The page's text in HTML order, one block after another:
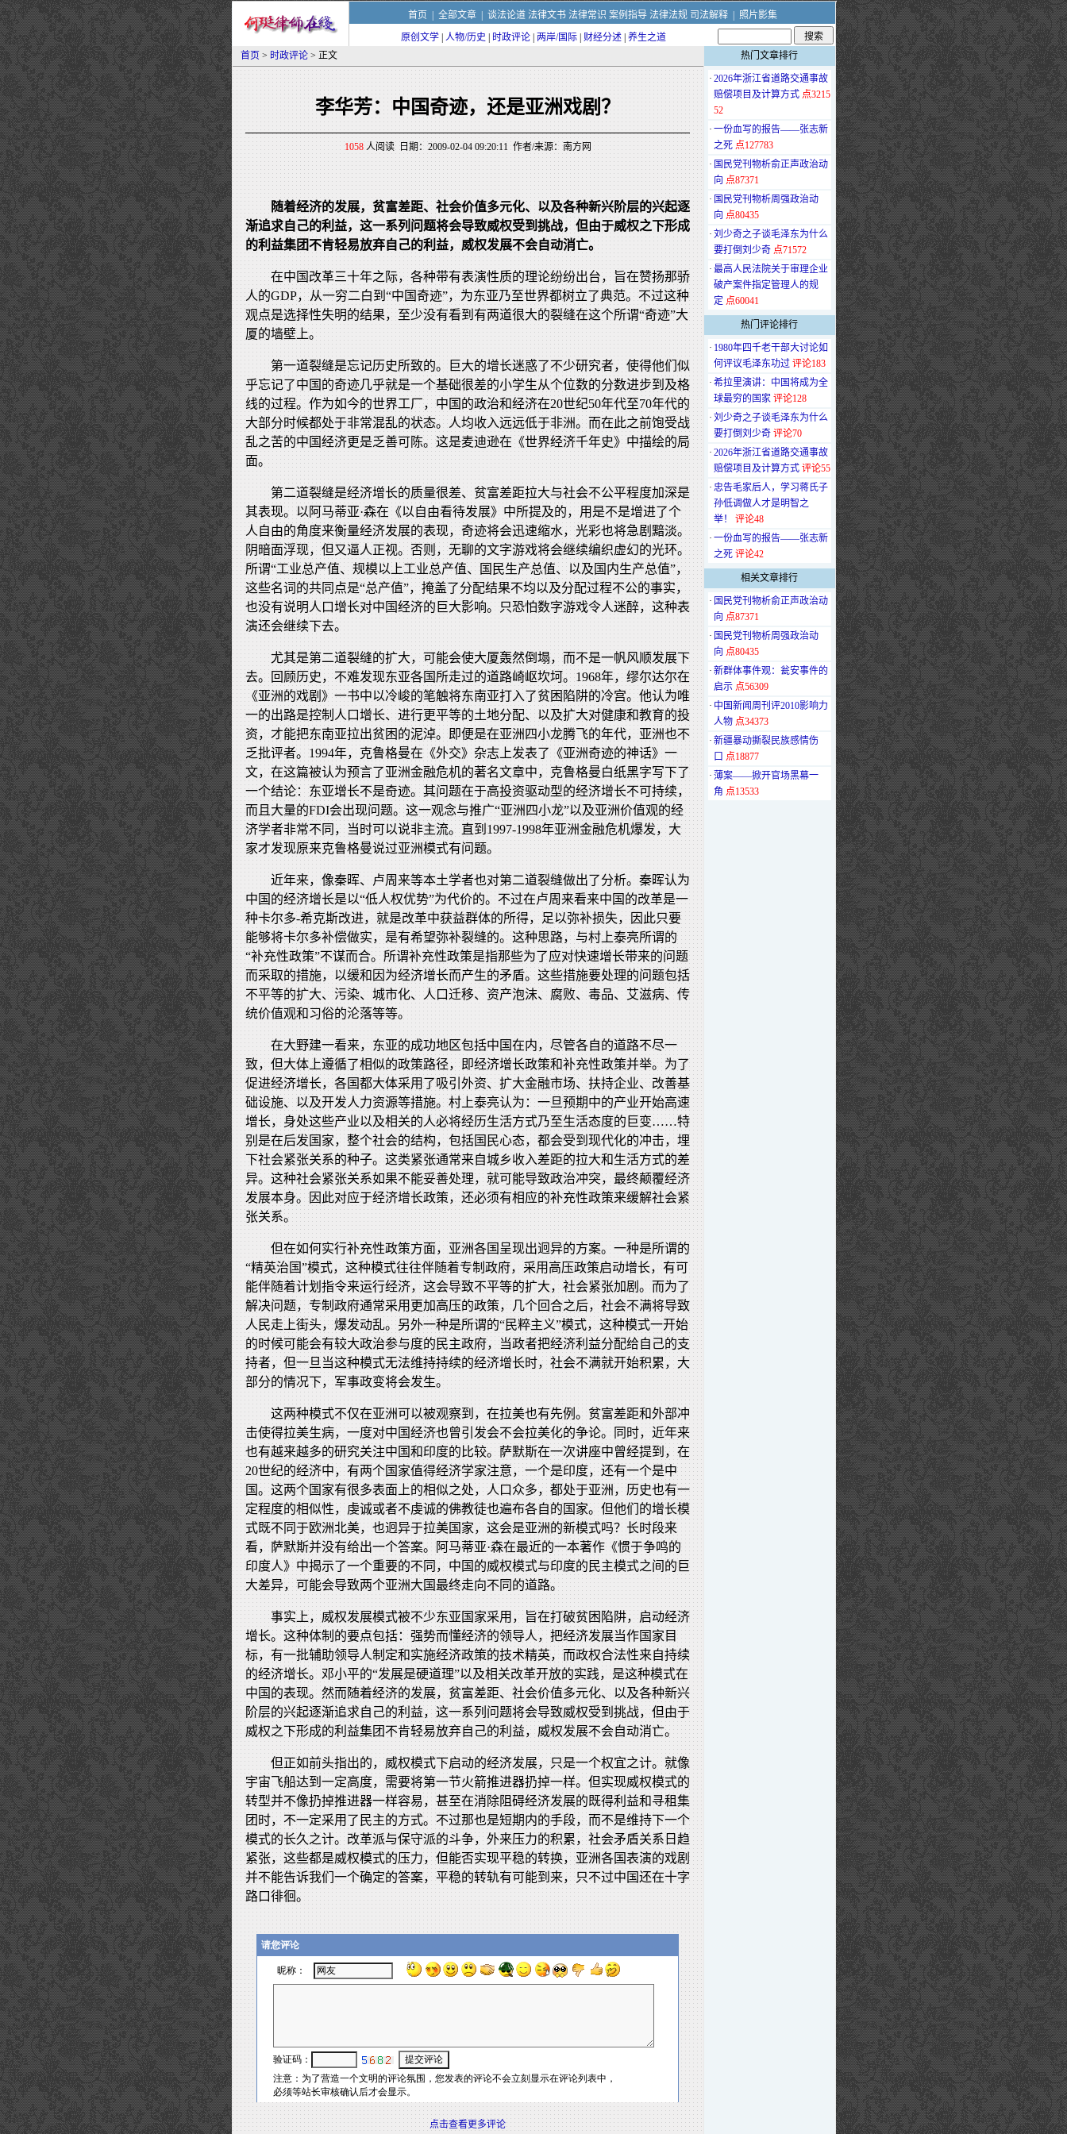
首页 全部文章| 谈法论道 法律文书 法律常识 案例指导 法律法规 司法解释|
照片影集
原创文学 人物/历史 时政评论 两岸/国际 财经分述 养生之道
首页 > 时政评论> 正文
李华芳：中国奇迹，还是亚洲戏剧？
1058人阅读 日期：2009-02-04 09:20:11 作者/来源：南方网
随着经济的发展，贫富差距、社会价值多元化、以及各种新兴阶层的兴起逐
渐追求自己的利益，这一系列问题将会导致威权受到挑战，但由于威权之下形成
的利益集团不肯轻易放弃自己的利益，威权发展不会自动消亡。
在中国改革三十年之际，各种带有表演性质的理论纷纷出台，旨在赞扬那骄
人的GDP，从一穷二白到“中国奇迹”，为东亚乃至世界都树立了典范。不过这种
观点是选择性失明的结果，至少没有看到有两道很大的裂缝在这个所谓“奇迹”大
厦的墙壁上。
第一道裂缝是忘记历史所致的。巨大的增长迷惑了不少研究者，使得他们似
乎忘记了中国的奇迹几乎就是一个基础很差的小学生从个位数的分数进步到及格
线的过程。作为如今的世界工厂，中国的政治和经济在20世纪50年代至70年代的
大部分时候都处于非常混乱的状态。人均收入远远低于非洲。而在此之前饱受战
乱之苦的中国经济更是乏善可陈。这是麦迪逊在《世界经济千年史》中描绘的局
面。
第二道裂缝是经济增长的质量很差、贫富差距拉大与社会不公平程度加深是
其表现。以阿马蒂亚·森在《以自由看待发展》中所提及的，用是不是增进了个
人自由的角度来衡量经济发展的表现，奇迹将会迅速缩水，光彩也将急剧黯淡。
阴暗面浮现，但又逼人正视。否则，无聊的文字游戏将会继续编织虚幻的光环。
所谓“工业总产值、规模以上工业总产值、国民生产总值、以及国内生产总值”，
这些名词的共同点是“总产值”，掩盖了分配结果不均以及分配过程不公的事实，
也没有说明人口增长对中国经济的巨大影响。只恐怕数字游戏令人迷醉，这种表
演还会继续下去。
尤其是第二道裂缝的扩大，可能会使大厦轰然倒塌，而不是一帆风顺发展下
去。回顾历史，不难发现东亚各国所走过的道路崎岖坎坷。1968年，缪尔达尔在
《亚洲的戏剧》一书中以冷峻的笔触将东南亚打入了贫困陷阱的冷宫。他认为唯
一的出路是控制人口增长、进行更平等的土地分配、以及扩大对健康和教育的投
资，才能把东南亚拉出贫困的泥淖。即便是在亚洲四小龙腾飞的年代，亚洲也不
乏批评者。1994年，克鲁格曼在《外交》杂志上发表了《亚洲奇迹的神话》一
文，在这篇被认为预言了亚洲金融危机的著名文章中，克鲁格曼白纸黑字写下了
一个结论：东亚增长不是奇迹。其问题在于高投资驱动型的经济增长不可持续，
而且大量的FDI会出现问题。这一观念与推广“亚洲四小龙”以及亚洲价值观的经
济学者非常不同，当时可以说非主流。直到1997-1998年亚洲金融危机爆发，大
家才发现原来克鲁格曼说过亚洲模式有问题。
近年来，像秦晖、卢周来等本土学者也对第二道裂缝做出了分析。秦晖认为
中国的经济增长是以“低人权优势”为代价的。不过在卢周来看来中国的改革是一
种卡尔多-希克斯改进，就是改革中获益群体的所得，足以弥补损失，因此只要
能够将卡尔多补偿做实，是有希望弥补裂缝的。这种思路，与村上泰亮所谓的
“补充性政策”不谋而合。所谓补充性政策是指那些为了应对快速增长带来的问题
而采取的措施，以缓和因为经济增长而产生的矛盾。这些措施要处理的问题包括
不平等的扩大、污染、城市化、人口迁移、资产泡沫、腐败、毒品、艾滋病、传
统价值观和习俗的沦落等等。
在大野建一看来，东亚的成功地区包括中国在内，尽管各自的道路不尽一
致，但大体上遵循了相似的政策路径，即经济增长政策和补充性政策并举。为了
促进经济增长，各国都大体采用了吸引外资、扩大金融市场、扶持企业、改善基
础设施、以及开发人力资源等措施。村上泰亮认为：一旦预期中的产业开始高速
增长，身处这些产业以及相关的人必将经历生活方式乃至生活态度的巨变……特
别是在后发国家，整个社会的结构，包括国民心态，都会受到现代化的冲击，埋
下社会紧张关系的种子。这类紧张通常来自城乡收入差距的拉大和生活方式的差
异。这种社会紧张关系如果不能妥善处理，就可能导致政治冲突，最终颠覆经济
发展本身。因此对应于经济增长政策，还必须有相应的补充性政策来缓解社会紧
张关系。
但在如何实行补充性政策方面，亚洲各国呈现出迥异的方案。一种是所谓的
“精英治国”模式，这种模式往往伴随着专制政府，采用高压政策启动增长，有可
能伴随着计划指令来运行经济，这会导致不平等的扩大，社会紧张加剧。而为了
解决问题，专制政府通常采用更加高压的政策，几个回合之后，社会不满将导致
人民走上街头，爆发动乱。另外一种是所谓的“民粹主义”模式，这种模式一开始
的时候可能会有较大政治参与度的民主政府，当政者把经济利益分配给自己的支
持者，但一旦当这种模式无法维持持续的经济增长时，社会不满就开始积累，大
部分的情况下，军事政变将会发生。
这两种模式不仅在亚洲可以被观察到，在拉美也有先例。贫富差距和外部冲
击使得拉美生病，一度对中国经济也曾引发会不会拉美化的争论。同时，近年来
也有越来越多的研究关注中国和印度的比较。萨默斯在一次讲座中曾经提到，在
20世纪的经济中，有两个国家值得经济学家注意，一个是印度，还有一个是中
国。这两个国家有很多表面上的相似之处，人口众多，都处于亚洲，历史也有一
定程度的相似性，虔诚或者不虔诚的佛教徒也遍布各自的国家。但他们的增长模
式既不同于欧洲北美，也迥异于拉美国家，这会是亚洲的新模式吗？长时段来
看，萨默斯并没有给出一个答案。阿马蒂亚·森在最近的一本著作《惯于争鸣的
印度人》中揭示了一个重要的不同，中国的威权模式与印度的民主模式之间的巨
大差异，可能会导致两个亚洲大国最终走向不同的道路。
事实上，威权发展模式被不少东亚国家采用，旨在打破贫困陷阱，启动经济
增长。这种体制的要点包括：强势而懂经济的领导人，把经济发展当作国家目
标，有一批辅助领导人制定和实施经济政策的技术精英，而政权合法性来自持续
的经济增长。邓小平的“发展是硬道理”以及相关改革开放的实践，是这种模式在
中国的表现。然而随着经济的发展，贫富差距、社会价值多元化、以及各种新兴
阶层的兴起逐渐追求自己的利益，这一系列问题将会导致威权受到挑战，但由于
威权之下形成的利益集团不肯轻易放弃自己的利益，威权发展不会自动消亡。
但正如前头指出的，威权模式下启动的经济发展，只是一个权宜之计。就像
宇宙飞船达到一定高度，需要将第一节火箭推进器扔掉一样。但实现威权模式的
转型并不像扔掉推进器一样容易，甚至在消除阻碍经济发展的既得利益和寻租集
团时，不一定采用了民主的方式。不过那也是短期内的手段，而不是维持下一个
模式的长久之计。改革派与保守派的斗争，外来压力的积累，社会矛盾关系日趋
紧张，这些都是威权模式的压力，但能否实现平稳的转换，亚洲各国表演的戏剧
并不能告诉我们一个确定的答案，平稳的转轨有可能到来，只不过中国还在十字
路口徘徊。
点击查看更多评论
热门文章排行
· 2026年浙江省道路交通事故
赔偿项目及计算方式 点3215
52
· 一份血写的报告——张志新
之死 点127783
· 国民党刊物析俞正声政治动
向 点87371
· 国民党刊物析周强政治动
向 点80435
· 刘少奇之子谈毛泽东为什么
要打倒刘少奇 点71572
· 最高人民法院关于审理企业
破产案件指定管理人的规
定 点60041
热门评论排行
· 1980年四千老干部大讨论如
何评议毛泽东功过 评论183
· 希拉里演讲：中国将成为全
球最穷的国家 评论128
· 刘少奇之子谈毛泽东为什么
要打倒刘少奇 评论70
· 2026年浙江省道路交通事故
赔偿项目及计算方式 评论55
· 忠告毛家后人，学习蒋氏子
孙低调做人才是明智之
举！
评论48
· 一份血写的报告——张志新
之死 评论42
相关文章排行
· 国民党刊物析俞正声政治动
向 点87371
· 国民党刊物析周强政治动
向 点80435
· 新群体事件观：瓮安事件的
启示 点56309
· 中国新闻周刊评2010影响力
人物 点34373
· 新疆暴动撕裂民族感情伤
口 点18877
· 薄案——掀开官场黑幕一
角 点13533